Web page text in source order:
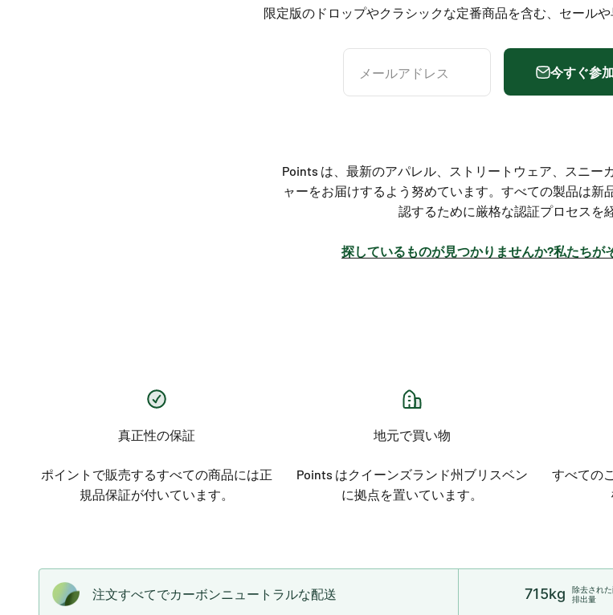
限定版のドロップやクラシックな定番商品を含む、セール
メールアドレス 今すぐ参
Points は、最新のアパレル、ストリートウェア、スニー
ャーをお届けするよう努めています。すべての製品は新
認するために厳格な認証プロセスを
探しているものが見つかりませんか?私たちが
真正性の保証
ポイントで販売するすべての商品には正
規品保証が付いています。
地元で買い物
Points はクイーンズランド州ブリスベン
に拠点を置いています。
すべての
注文すべてでカーボンニュートラルな配送 715kg
除去され
排出量